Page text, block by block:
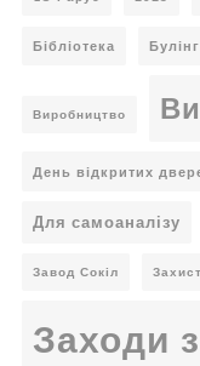
Бібліотека Булінг
Виробництво
День відкритих
Для самоаналізу
Завод Сокіл
Заходи